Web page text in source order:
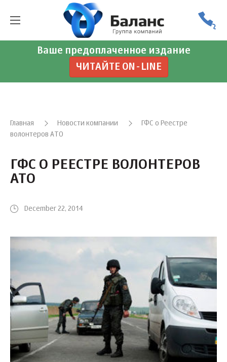
Ваше предоплаченное издание
ЧИТАЙТЕ ON-LINE
Главная Новости компании
ГФС о Реестре
волонтеров АТО
ГФС О РЕЕСТРЕ ВОЛОНТЕРОВ
АТО
December 22, 2014